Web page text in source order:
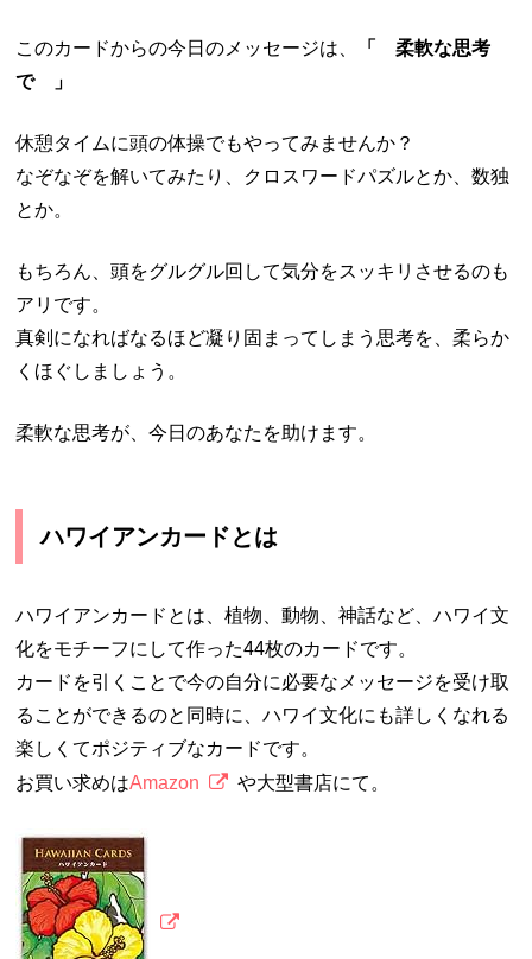
このカードからの今日のメッセージは、
「 柔軟な思考
で 」
休憩タイムに頭の体操でもやってみませんか？
なぞなぞを解いてみたり、クロスワードパズルとか、数独
とか。
もちろん、頭をグルグル回して気分をスッキリさせるのも
アリです。
真剣になればなるほど凝り固まってしまう思考を、柔らか
くほぐしましょう。
柔軟な思考が、今日のあなたを助けます。
ハワイアンカードとは
ハワイアンカードとは、植物、動物、神話など、ハワイ文
化をモチーフにして作った44枚のカードです。
カードを引くことで今の自分に必要なメッセージを受け取
ることができるのと同時に、ハワイ文化にも詳しくなれる
楽しくてポジティブなカードです。
お買い求めはAmazon や大型書店にて。